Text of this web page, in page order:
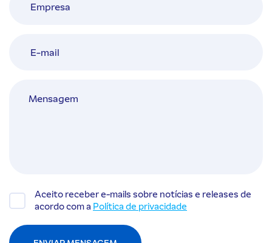
Aceito receber e-mails sobre notícias e releases de
acordo com a Política de privacidade